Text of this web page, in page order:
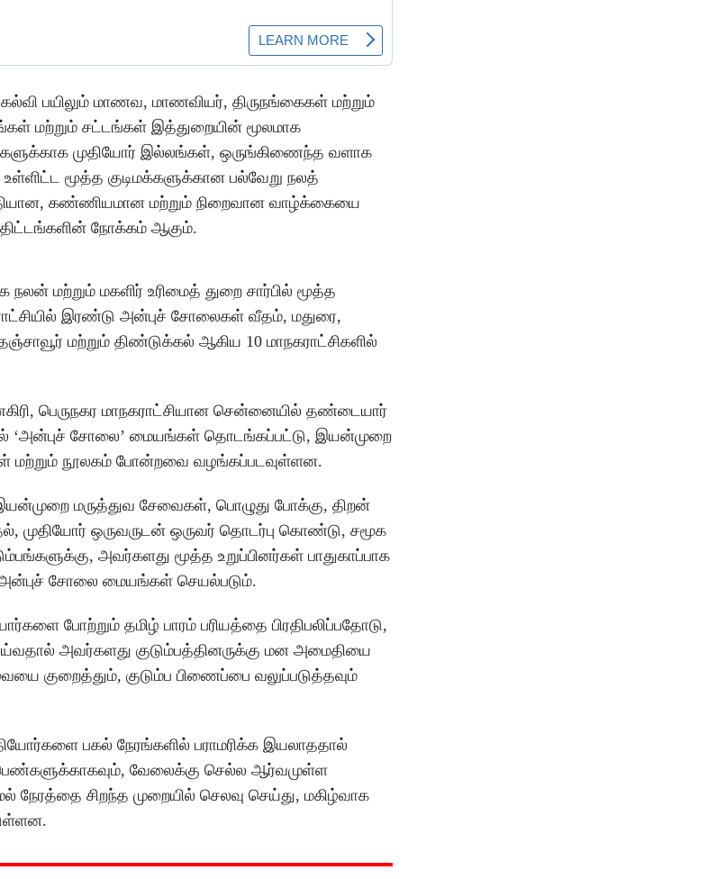
பயிலும் மாணவ, மாணவியர், திருநங்கைகள் மற்றும்
மற்றும் சட்டங்கள் இத்துறையின் மூலமாக
முதியோர் இல்லங்கள், ஒருங்கிணைந்த வளாக
மூத்த குடிமக்களுக்கான பல்வேறு நலத்
கண்ணியமான மற்றும் நிறைவான வாழ்க்கையை
நோக்கம் ஆகும்.
நலன் மற்றும் மகளிர் உரிமைத் துறை சார்பில் மூத்த
இரண்டு அன்புச் சோலைகள் வீதம், மதுரை,
தஞ்சாவூர் மற்றும் திண்டுக்கல் ஆகிய 10 மாநகராட்சிகளில்
பெருநகர மாநகராட்சியான சென்னையில் தண்டையார்
‘அன்புச் சோலை’ மையங்கள் தொடங்கப்பட்டு, இயன்முறை
மற்றும் நூலகம் போன்றவை வழங்கப்படவுள்ளன.
மருத்துவ சேவைகள், பொழுது போக்கு, திறன்
முதியோர் ஒருவருடன் ஒருவர் தொடர்பு கொண்டு, சமூக
அவர்களது மூத்த உறுப்பினர்கள் பாதுகாப்பாக
சோலை மையங்கள் செயல்படும்.
போற்றும் தமிழ் பாரம் பரியத்தை பிரதிபலிப்பதோடு,
அவர்களது குடும்பத்தினருக்கு மன அமைதியை
குறைத்தும், குடும்ப பிணைப்பை வலுப்படுத்தவும்
பகல் நேரங்களில் பராமரிக்க இயலாததால்
வேலைக்கு செல்ல ஆர்வமுள்ள
நேரத்தை சிறந்த முறையில் செலவு செய்து, மகிழ்வாக